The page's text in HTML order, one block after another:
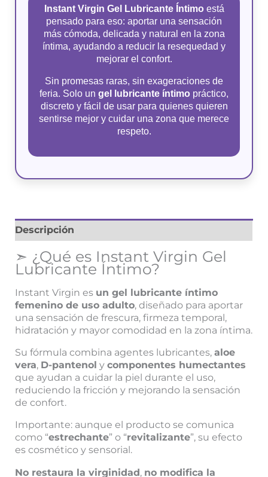
Instant Virgin Gel Lubricante Íntimoestá
pensado para eso: aportar una sensación
más cómoda, delicada y natural en la zona
íntima, ayudando a reducir la resequedad y
mejorar el confort.
Sin promesas raras, sin exageraciones de
feria. Solo un gel lubricante íntimo práctico,
discreto y fácil de usar para quienes quieren
sentirse mejor y cuidar una zona que merece
respeto.
Descripción
➣ ¿Qué es Instant Virgin Gel
Lubricante Íntimo?
Instant Virgin es un gel lubricante íntimo
femenino de uso adulto, diseñado para aportar
una sensación de frescura, firmeza temporal,
hidratación y mayor comodidad en la zona íntima.
Su fórmula combina agentes lubricantes,aloe
vera, D-pantenol ycomponentes humectantes
que ayudan a cuidar la piel durante el uso,
reduciendo la fricción y mejorando la sensación
de confort.
Importante: aunque el producto se comunica
como “estrechante” o “revitalizante”, su efecto
es cosmético y sensorial.
No restaura la virginidad, no modifica la